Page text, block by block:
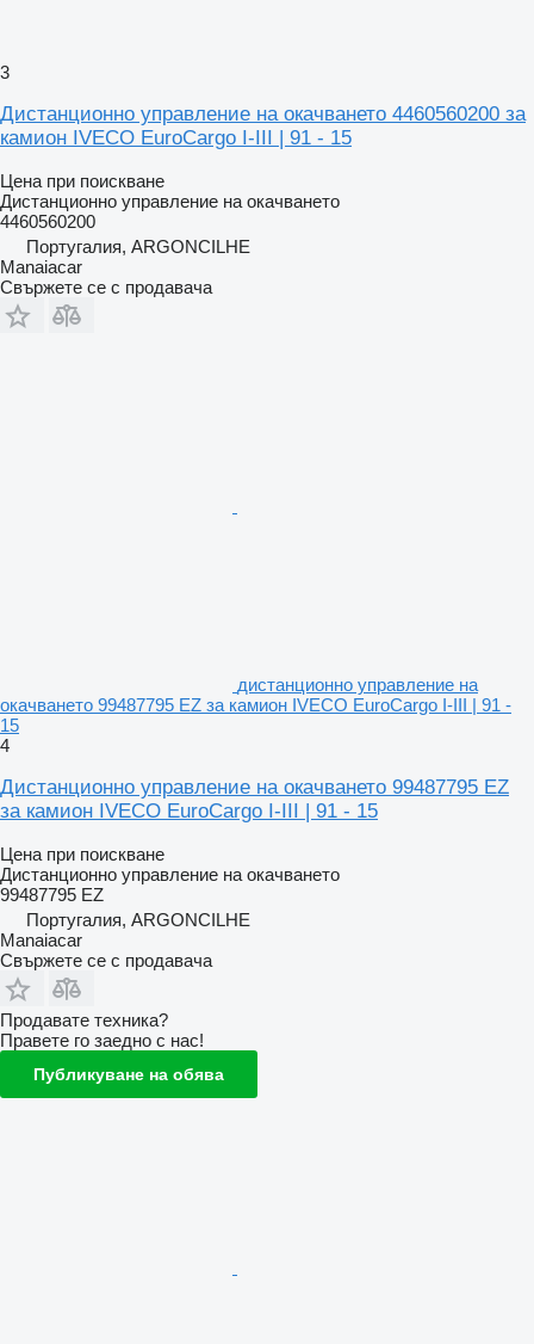
3
Дистанционно управление на окачването 4460560200 за
камион IVECO EuroCargo I-III | 91 - 15
Цена при поискване
Дистанционно управление на окачването
4460560200
Португалия, ARGONCILHE
Manaiacar
Свържете се с продавача
дистанционно управление на
окачването 99487795 EZ за камион IVECO EuroCargo I-III | 91 -
15
4
Дистанционно управление на окачването 99487795 EZ
за камион IVECO EuroCargo I-III | 91 - 15
Цена при поискване
Дистанционно управление на окачването
99487795 EZ
Португалия, ARGONCILHE
Manaiacar
Свържете се с продавача
Продавате техника?
Правете го заедно с нас!
Публикуване на обява